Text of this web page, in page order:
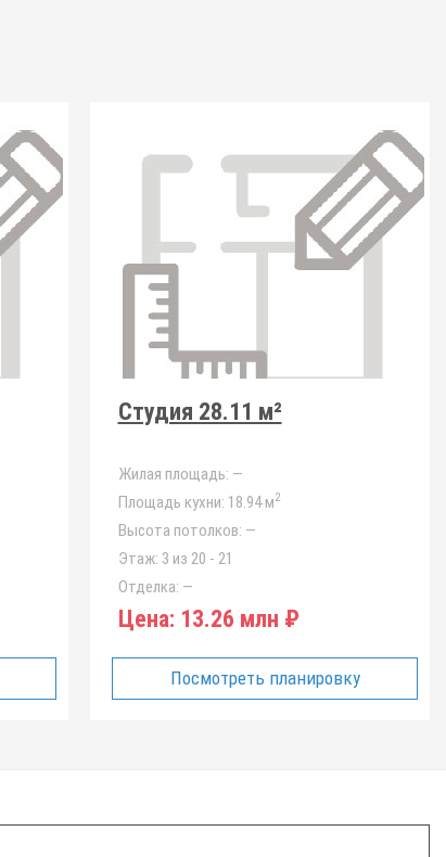
Студия 28.11 м²
Жилая площадь: —
Площадь кухни: 18.94 м2
Высота потолков: —
Этаж: 3 из 20 - 21
Отделка: —
Цена: 13.26 млн ₽
Посмотреть планировку